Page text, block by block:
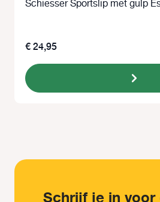
Schiesser Sportslip met gulp
€ 24,95